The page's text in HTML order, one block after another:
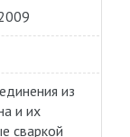
из
и их
сваркой